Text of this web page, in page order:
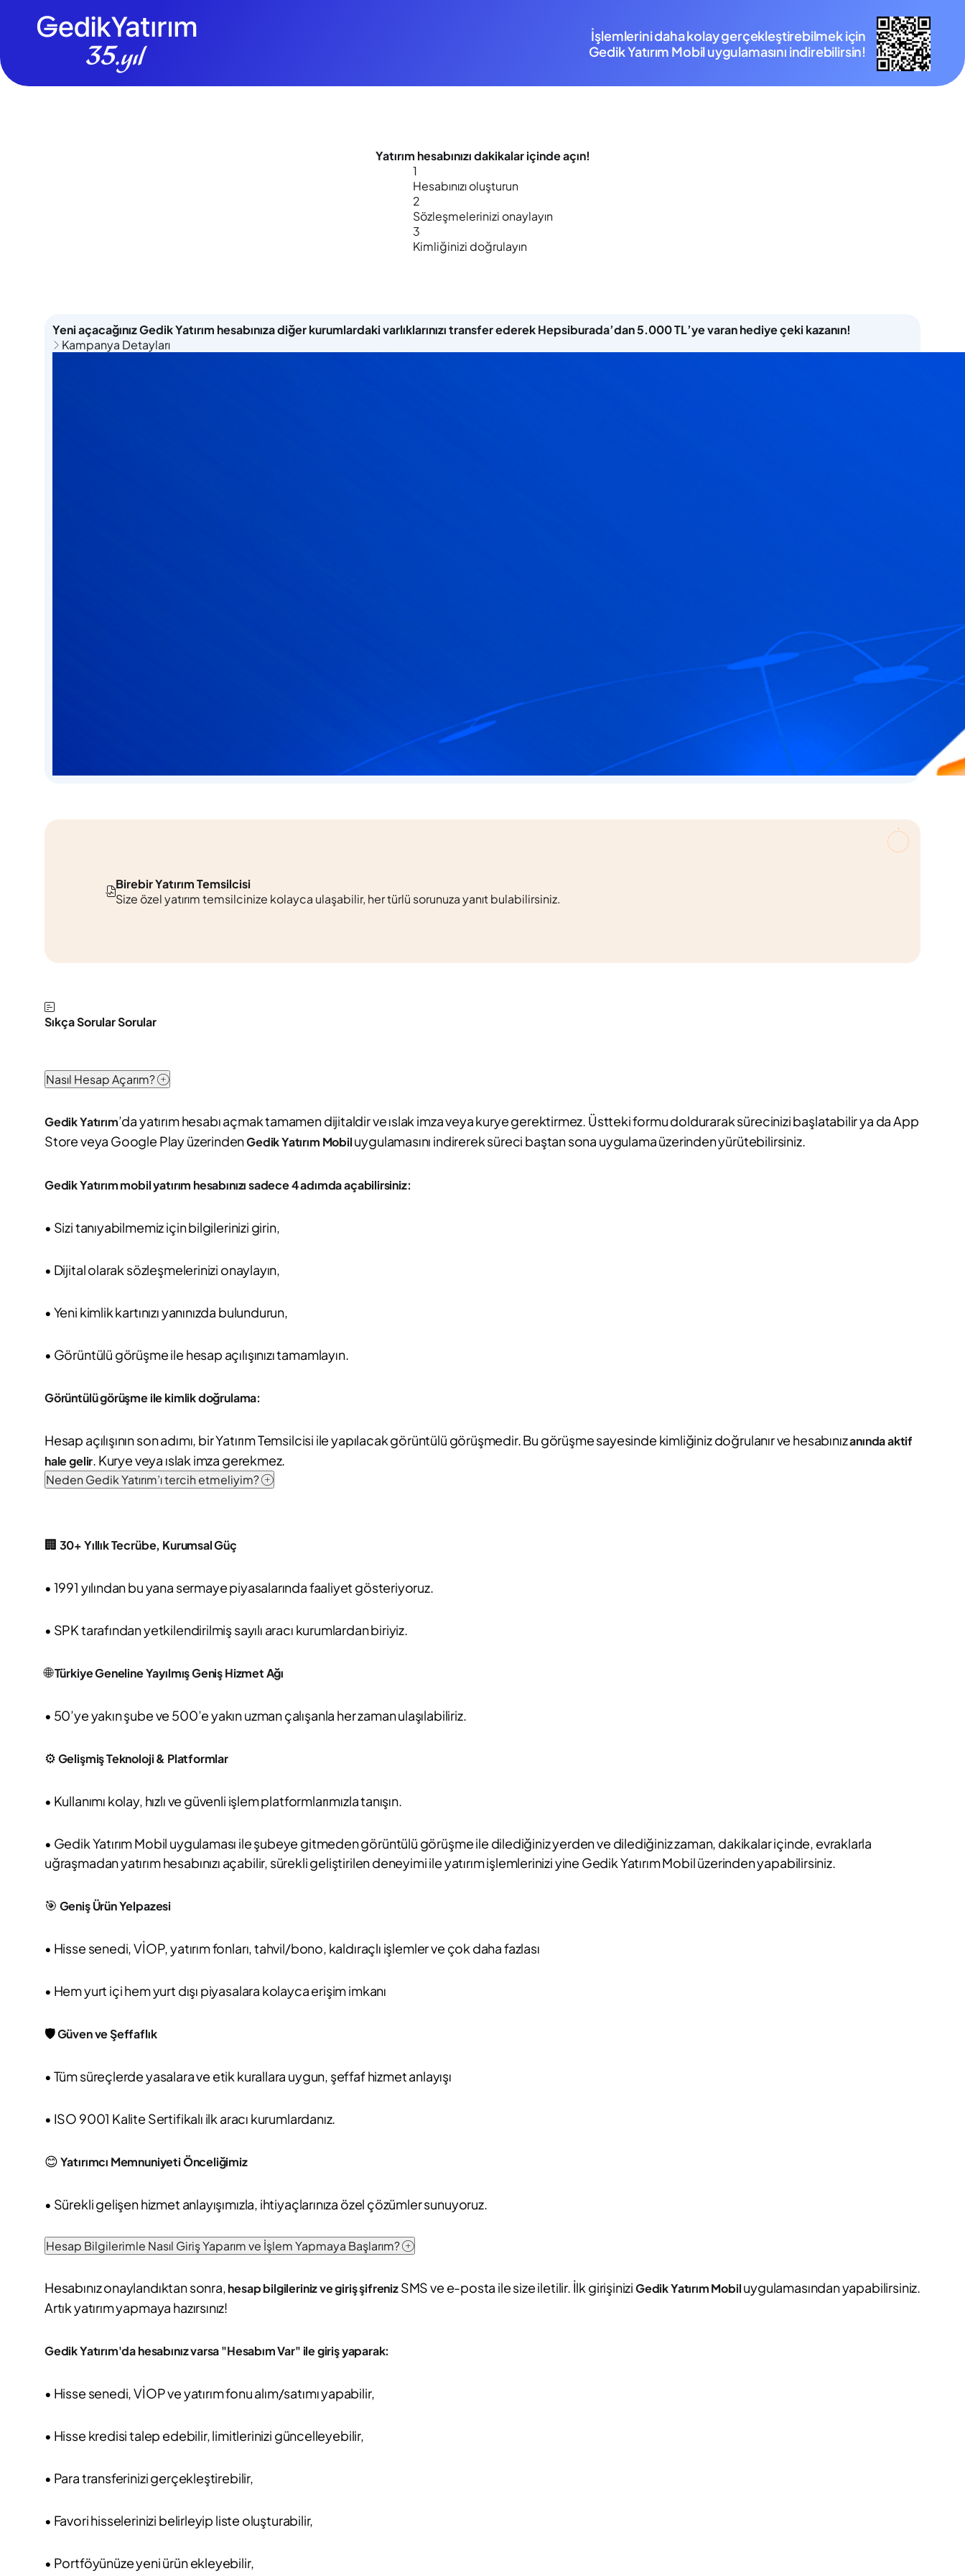
İşlemlerini daha kolay gerçekleştirebilmek için
Gedik Yatırım Mobil uygulamasını indirebilirsin!
Yatırım hesabınızıdakikalar içindeaçın!
1
Hesabınızı oluşturun
2
Sözleşmelerinizi onaylayın
3
Kimliğinizi doğrulayın
Yeni açacağınız Gedik Yatırım hesabınıza diğer kurumlardaki varlıklarınızı transfer ederek Hepsiburada’dan 5.000 TL’ye varan hediye çeki kazanın!
Kampanya Detayları
Birebir Yatırım Temsilcisi
Size özel yatırım temsilcinize kolayca ulaşabilir, her türlü sorunuza yanıt bulabilirsiniz.
Sıkça Sorular Sorular
Nasıl Hesap Açarım?
Gedik Yatırım’da yatırım hesabı açmak tamamen dijitaldir ve ıslak imza veya kurye gerektirmez. Üstteki formu doldurarak sürecinizi başlatabilir ya da App
Store veya Google Play üzerindenGedik Yatırım Mobiluygulamasını indirerek süreci baştan sona uygulama üzerinden yürütebilirsiniz.
Gedik Yatırım mobil yatırım hesabınızı sadece 4 adımda açabilirsiniz:
• Sizi tanıyabilmemiz için bilgilerinizi girin,
• Dijital olarak sözleşmelerinizi onaylayın,
• Yeni kimlik kartınızı yanınızda bulundurun,
• Görüntülü görüşme ile hesap açılışınızı tamamlayın.
Görüntülü görüşme ile kimlik doğrulama:
Hesap açılışının son adımı, bir Yatırım Temsilcisi ile yapılacak görüntülü görüşmedir. Bu görüşme sayesinde kimliğiniz doğrulanır ve hesabınızanında aktif
hale gelir. Kurye veya ıslak imza gerekmez.
Neden Gedik Yatırım’ı tercih etmeliyim?
🏢 30+ Yıllık Tecrübe, Kurumsal Güç
• 1991 yılından bu yana sermaye piyasalarında faaliyet gösteriyoruz.
• SPK tarafından yetkilendirilmiş sayılı aracı kurumlardan biriyiz.
🌐Türkiye Geneline Yayılmış Geniş Hizmet Ağı
• 50’ye yakın şube ve 500’e yakın uzman çalışanla her zaman ulaşılabiliriz.
⚙️Gelişmiş Teknoloji & Platformlar
• Kullanımı kolay, hızlı ve güvenli işlem platformlarımızla tanışın.
• Gedik Yatırım Mobil uygulaması ile şubeye gitmeden görüntülü görüşme ile dilediğiniz yerden ve dilediğiniz zaman, dakikalar içinde, evraklarla
uğraşmadan yatırım hesabınızı açabilir, sürekli geliştirilen deneyimi ile yatırım işlemlerinizi yine Gedik Yatırım Mobil üzerinden yapabilirsiniz.
🎯 Geniş Ürün Yelpazesi
• Hisse senedi, VİOP, yatırım fonları, tahvil/bono, kaldıraçlı işlemler ve çok daha fazlası
• Hem yurt içi hem yurt dışı piyasalara kolayca erişim imkanı
🛡️Güven ve Şeffaflık
• Tüm süreçlerde yasalara ve etik kurallara uygun, şeffaf hizmet anlayışı
• ISO 9001 Kalite Sertifikalı ilk aracı kurumlardanız.
😊Yatırımcı Memnuniyeti Önceliğimiz
• Sürekli gelişen hizmet anlayışımızla, ihtiyaçlarınıza özel çözümler sunuyoruz.
Hesap Bilgilerimle Nasıl Giriş Yaparım ve İşlem Yapmaya Başlarım?
Hesabınız onaylandıktan sonra,hesap bilgileriniz ve giriş şifrenizSMS ve e-posta ile size iletilir. İlk girişiniziGedik Yatırım Mobiluygulamasından yapabilirsiniz.
Artık yatırım yapmaya hazırsınız!
Gedik Yatırım'da hesabınız varsa "Hesabım Var" ile giriş yaparak:
• Hisse senedi, VİOP ve yatırım fonu alım/satımı yapabilir,
• Hisse kredisi talep edebilir, limitlerinizi güncelleyebilir,
• Para transferinizi gerçekleştirebilir,
• Favori hisselerinizi belirleyip liste oluşturabilir,
• Portföyünüze yeni ürün ekleyebilir,